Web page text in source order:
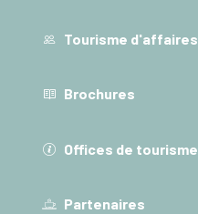
Tourisme d'affaires
Brochures
Offices de tourisme
Partenaires